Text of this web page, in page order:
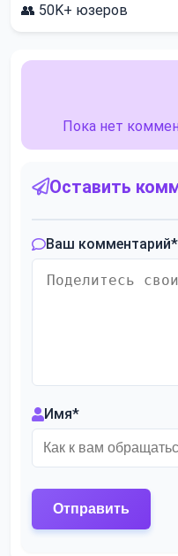
👥 50K+ юзеров
Пока нет
Оставить
Ваш комментарий*
Имя*